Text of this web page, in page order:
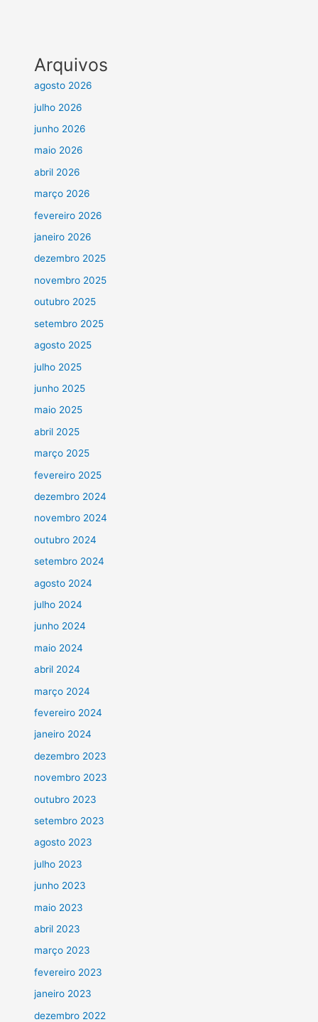
Arquivos
agosto 2026
julho 2026
junho 2026
maio 2026
abril 2026
março 2026
fevereiro 2026
janeiro 2026
dezembro 2025
novembro 2025
outubro 2025
setembro 2025
agosto 2025
julho 2025
junho 2025
maio 2025
abril 2025
março 2025
fevereiro 2025
dezembro 2024
novembro 2024
outubro 2024
setembro 2024
agosto 2024
julho 2024
junho 2024
maio 2024
abril 2024
março 2024
fevereiro 2024
janeiro 2024
dezembro 2023
novembro 2023
outubro 2023
setembro 2023
agosto 2023
julho 2023
junho 2023
maio 2023
abril 2023
março 2023
fevereiro 2023
janeiro 2023
dezembro 2022